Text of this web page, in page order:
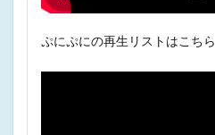
ぷにぷにの再生リストはこちら